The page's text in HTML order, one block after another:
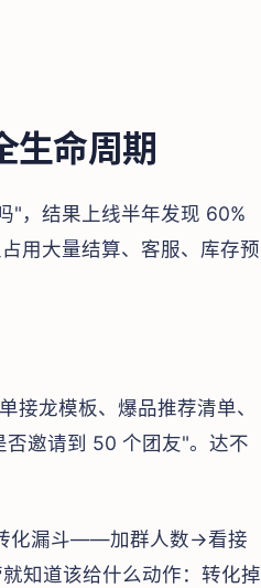
生命周期
"，结果上线半年发现 60%
用大量结算、客服、库存预
龙模板、爆品推荐清单、
邀请到 50 个团友"。达不
化漏斗——加群人数→看接
知道该给什么动作：转化掉